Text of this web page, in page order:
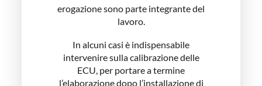
erogazione sono parte integrante del
lavoro.
In alcuni casi è indispensabile
intervenire sulla calibrazione delle
ECU, per portare a termine
l’elaborazione dopo l’installazione di